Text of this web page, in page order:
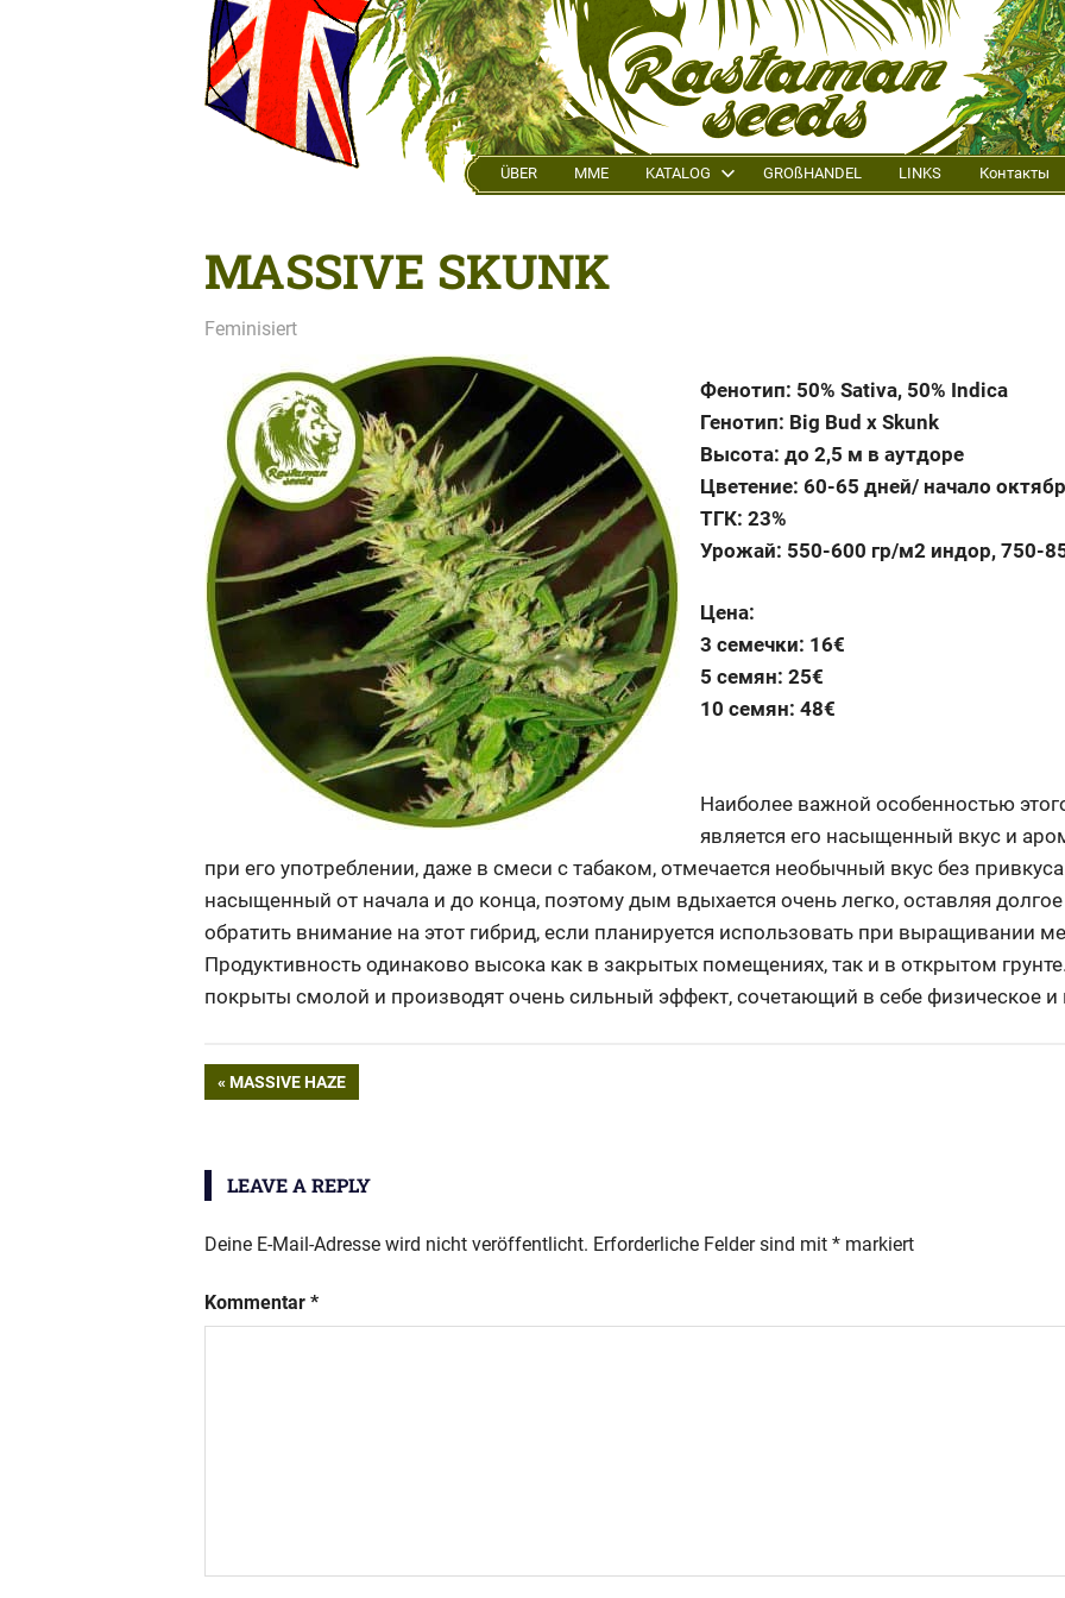
ÜBER MME KATALOG GROßHANDEL LINKS Контакты
MASSIVE SKUNK
Feminisiert
Фенотип: 50% Sativa, 50% Indica
Генотип: Big Bud x Skunk
Высота: до 2,5 м в аутдоре
Цветение: 60-65 дней/ начало
ТГК: 23%
Урожай: 550-600 гр/м2 индор, 750-
Цена:
3 семечки: 16€
5 семян: 25€
10 семян: 48€
Наиболее важной особенностью
является его насыщенный вкус и
при его употреблении, даже в смеси с табаком, отмечается необычный вкус без
насыщенный от начала и до конца, поэтому дым вдыхается очень легко, оставляя
обратить внимание на этот гибрид, если планируется использовать при выращивании
Продуктивность одинаково высока как в закрытых помещениях, так и в открытом
покрыты смолой и производят очень сильный эффект, сочетающий в себе физическое и
Beitragsnavigation
PREVIOUS
MASSIVE HAZE
LEAVE A REPLY
Deine E-Mail-Adresse wird nicht veröffentlicht. Erforderliche Felder sind mit * markiert
Kommentar *